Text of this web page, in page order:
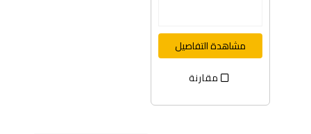
مشاهدة التفاصيل
مقارنة